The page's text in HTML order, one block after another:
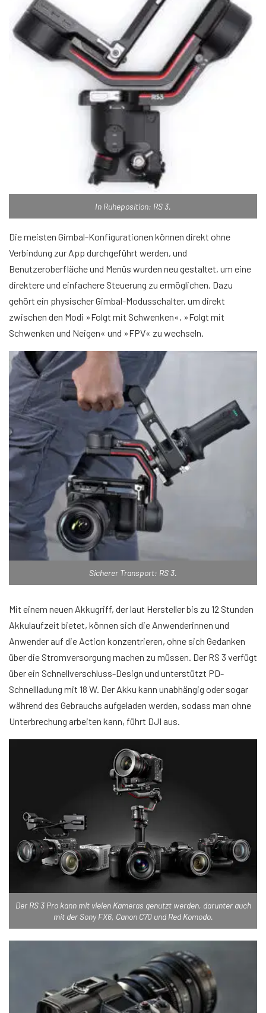
In Ruheposition: RS 3.
Die meisten Gimbal-Konfigurationen können direkt ohne
Verbindung zur App durchgeführt werden, und
Benutzeroberfläche und Menüs wurden neu gestaltet, um eine
direktere und einfachere Steuerung zu ermöglichen. Dazu
gehört ein physischer Gimbal-Modusschalter, um direkt
zwischen den Modi »Folgt mit Schwenken«, »Folgt mit
Schwenken und Neigen« und »FPV« zu wechseln.
Sicherer Transport: RS 3.
Mit einem neuen Akkugriff, der laut Hersteller bis zu 12 Stunden
Akkulaufzeit bietet, können sich die Anwenderinnen und
Anwender auf die Action konzentrieren, ohne sich Gedanken
über die Stromversorgung machen zu müssen. Der RS 3 verfügt
über ein Schnellverschluss-Design und unterstützt PD-
Schnellladung mit 18 W. Der Akku kann unabhängig oder sogar
während des Gebrauchs aufgeladen werden, sodass man ohne
Unterbrechung arbeiten kann, führt DJI aus.
Der RS 3 Pro kann mit vielen Kameras genutzt werden, darunter auch
mit der Sony FX6, Canon C70 und Red Komodo.